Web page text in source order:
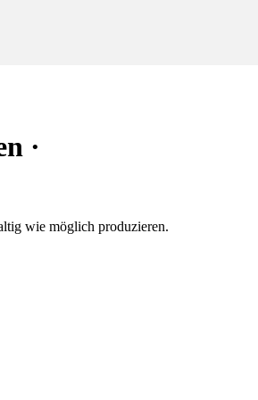
·
wie möglich produzieren.